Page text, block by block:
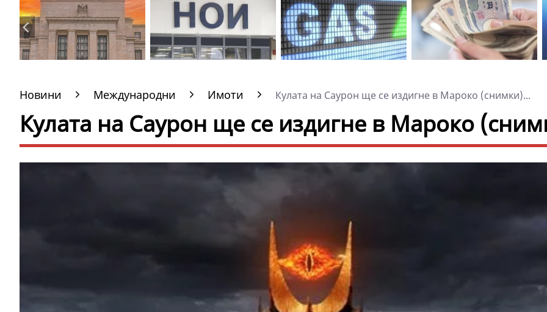
Новини Международни Имоти Кулата на Саурон ще се издигне в Мароко (снимки)...
Кулата на Саурон ще се издигне в Мароко